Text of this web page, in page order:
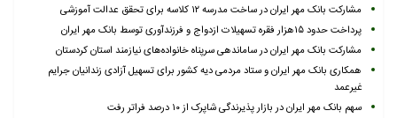
مشارکت بانک مهر ایران در ساخت مدرسه ۱۲ کلاسه برای تحقق عدالت آموزشی
پرداخت حدود ۱۵هزار فقره تسهیلات ازدواج و فرزندآوری توسط بانک مهر ایران
مشارکت بانک مهر ایران در ساماندهی سرپناه خانواده‌های نیازمند استان کردستان
همکاری بانک مهر ایران و ستاد مردمی دیه کشور برای تسهیل آزادی زندانیان جرایم
غیرعمد
سهم بانک مهر ایران در بازار پذیرندگی شاپرک از ۱۰ درصد فراتر رفت